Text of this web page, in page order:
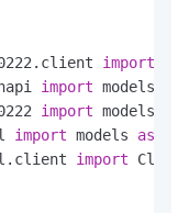
import
import models
import models
import models as
import